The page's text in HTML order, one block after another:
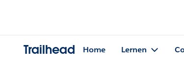
Trailhead Home Lernen